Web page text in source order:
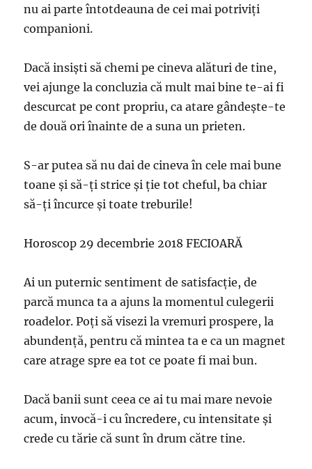
nu ai parte întotdeauna de cei mai potriviţi
companioni.
Dacă insişti să chemi pe cineva alături de tine,
vei ajunge la concluzia că mult mai bine te-ai fi
descurcat pe cont propriu, ca atare gândeşte-te
de două ori înainte de a suna un prieten.
S-ar putea să nu dai de cineva în cele mai bune
toane şi să-ţi strice şi ţie tot cheful, ba chiar
să-ţi încurce şi toate treburile!
Horoscop 29 decembrie 2018 FECIOARĂ
Ai un puternic sentiment de satisfacţie, de
parcă munca ta a ajuns la momentul culegerii
roadelor. Poţi să visezi la vremuri prospere, la
abundenţă, pentru că mintea ta e ca un magnet
care atrage spre ea tot ce poate fi mai bun.
Dacă banii sunt ceea ce ai tu mai mare nevoie
acum, invocă-i cu încredere, cu intensitate şi
crede cu tărie că sunt în drum către tine.